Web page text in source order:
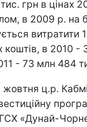
грн в цінах
в 2009 р. на
витратити
коштів, в 2010 -
- 73 млн 484
ц.р.
ГСХ «Дунай-